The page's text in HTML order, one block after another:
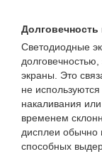
Долговечность
Светодиодные
экраны. Это
не
накаливания
временем
дисплеи обычно
способных